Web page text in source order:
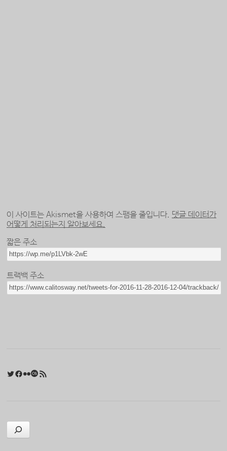
이 사이트는 Akismet을 사용하여 스팸을 줄입니다. 댓글 데이터가
어떻게 처리되는지 알아보세요.
짧은 주소
트랙백 주소
Twitter
Facebook
FlickrLast.fm
검색